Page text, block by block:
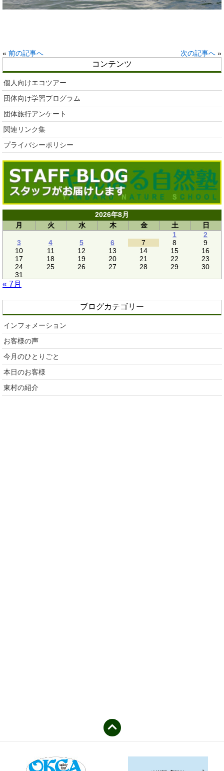
« 前の記事へ 次の記事へ »
コンテンツ
個人向けエコツアー
団体向け学習プログラム
団体旅行アンケート
関連リンク集
プライバシーポリシー
2026年8月
月
火 水 木 金 土
日
1
2
3
4 5 6 7 8
9
10
11 12 13 14 15
16
17
18 19 20 21 22
23
24
25 26 27 28 29
30
31
« 7月
ブログカテゴリー
インフォメーション
お客様の声
今月のひとりごと
本日のお客様
東村の紹介